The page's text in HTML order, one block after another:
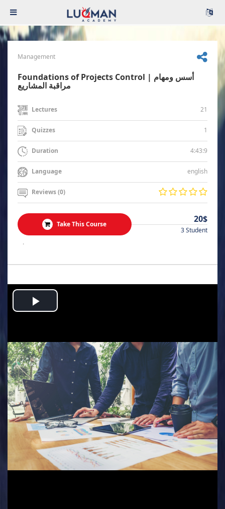
Management
Foundations of Projects Control | أسس ومهام
مراقبة المشاريع
Lectures 21
Quizzes 1
Duration 4:43:9
Language english
Reviews (0)
Take This Course 20$
3 Student
.
Play